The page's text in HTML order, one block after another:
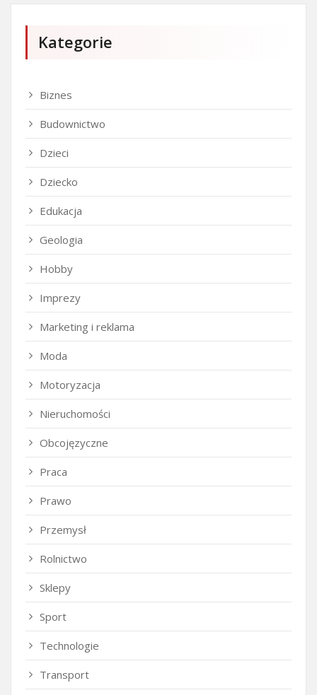
Kategorie
Biznes
Budownictwo
Dzieci
Dziecko
Edukacja
Geologia
Hobby
Imprezy
Marketing i reklama
Moda
Motoryzacja
Nieruchomości
Obcojęzyczne
Praca
Prawo
Przemysł
Rolnictwo
Sklepy
Sport
Technologie
Transport